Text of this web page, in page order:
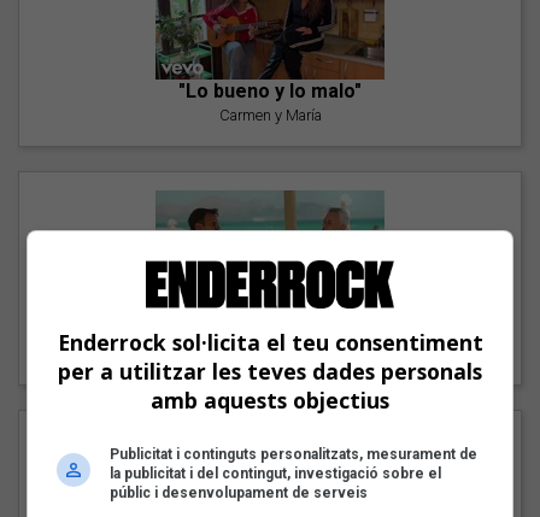
"Lo bueno y lo malo"
Carmen y María
"Posidònia"
Pep Álvarez amb Joan Muntaner (Xanguito)
Enderrock sol·licita el teu consentiment
per a utilitzar les teves dades personals
amb aquests objectius
Publicitat i continguts personalitzats, mesurament de
la publicitat i del contingut, investigació sobre el
públic i desenvolupament de serveis